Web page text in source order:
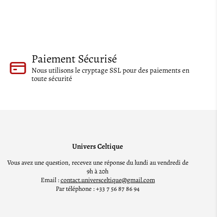
Paiement Sécurisé
Nous utilisons le cryptage SSL pour des paiements en
toute sécurité
Univers Celtique
Vous avez une question, recevez une réponse du lundi au vendredi de
9h à 20h
Email :contact.universceltique@gmail.com
Par téléphone : +33 7 56 87 86 94